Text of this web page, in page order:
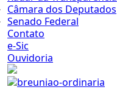
Câmara dos Deputados
Senado Federal
Contato
e-Sic
Ouvidoria